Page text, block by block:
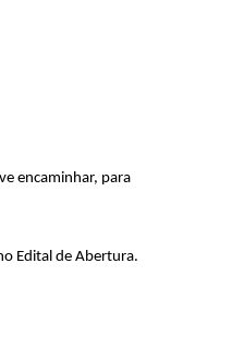
encaminhar, para
Edital de Abertura.